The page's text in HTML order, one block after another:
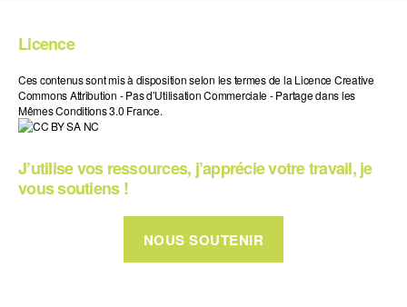
Licence
Ces contenus sont mis à disposition selon les termes de la Licence Creative
Commons Attribution - Pas d’Utilisation Commerciale - Partage dans les
Mêmes Conditions 3.0 France.
J’utilise vos ressources, j’apprécie votre travail, je
vous soutiens !
NOUS SOUTENIR